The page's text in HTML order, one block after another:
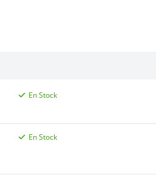
En Stock
En Stock